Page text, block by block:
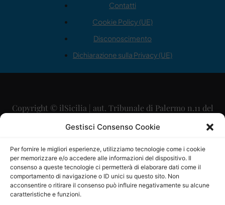
Gestisci Consenso Cookie
Per fornire le migliori esperienze, utilizziamo tecnologie come i cookie
per memorizzare e/o accedere alle informazioni del dispositivo. Il
consenso a queste tecnologie ci permetterà di elaborare dati come il
comportamento di navigazione o ID unici su questo sito. Non
acconsentire o ritirare il consenso può influire negativamente su alcune
caratteristiche e funzioni.
Contatti
Cookie Policy (UE)
Disconoscimento
Dichiarazione sulla Privacy (UE)
Copyright © ilSicilia | aut. Tribunale di Palermo n.11 del
29/09/2015
Direttore Editoriale: Maurizio Scaglione
Direttore Responsabile: Maria Calabrese